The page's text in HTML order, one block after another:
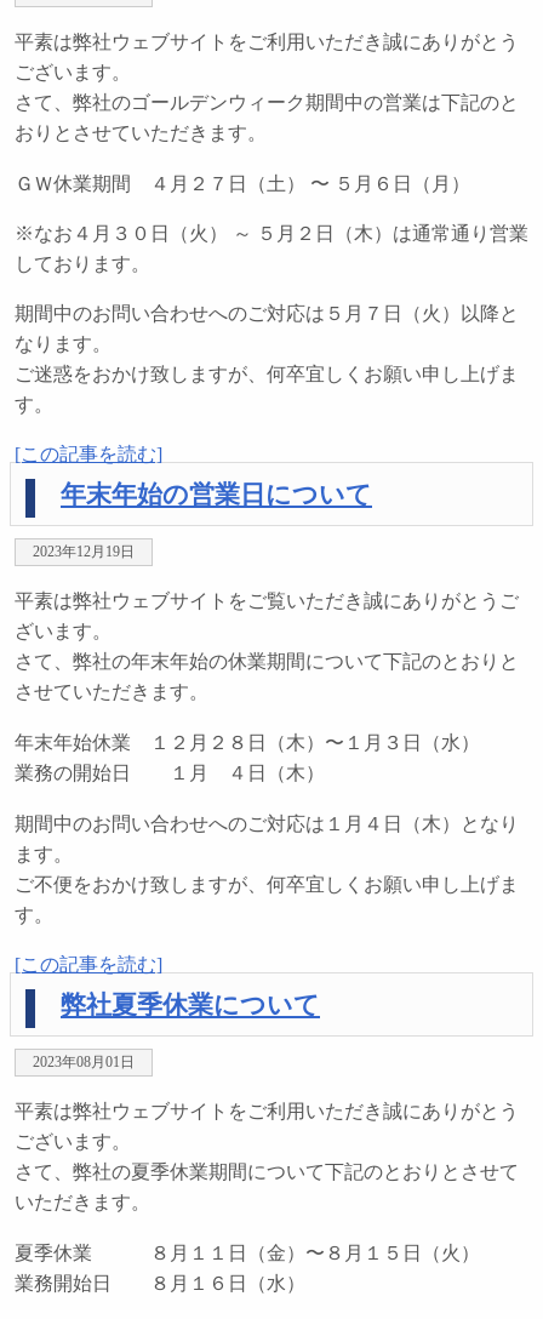
平素は弊社ウェブサイトをご利用いただき誠にありがとう
ございます。
さて、弊社のゴールデンウィーク期間中の営業は下記のと
おりとさせていただきます。
ＧＷ休業期間 ４月２７日（土） 〜 ５月６日（月）
※なお４月３０日（火） ～ ５月２日（木）は通常通り営業
しております。
期間中のお問い合わせへのご対応は５月７日（火）以降と
なります。
ご迷惑をおかけ致しますが、何卒宜しくお願い申し上げま
す。
[この記事を読む]
年末年始の営業日について
2023年12月19日
平素は弊社ウェブサイトをご覧いただき誠にありがとうご
ざいます。
さて、弊社の年末年始の休業期間について下記のとおりと
させていただきます。
年末年始休業 １２月２８日（木）〜１月３日（水）
業務の開始日 １月 ４日（木）
期間中のお問い合わせへのご対応は１月４日（木）となり
ます。
ご不便をおかけ致しますが、何卒宜しくお願い申し上げま
す。
[この記事を読む]
弊社夏季休業について
2023年08月01日
平素は弊社ウェブサイトをご利用いただき誠にありがとう
ございます。
さて、弊社の夏季休業期間について下記のとおりとさせて
いただきます。
夏季休業 ８月１１日（金）〜８月１５日（火）
業務開始日 ８月１６日（水）